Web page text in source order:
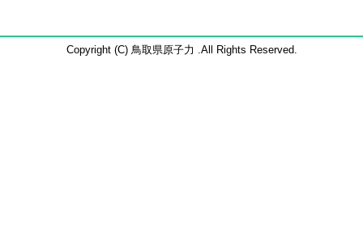
Copyright (C) 鳥取県原子力 .All Rights Reserved.